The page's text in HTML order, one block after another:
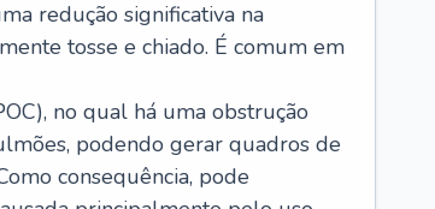
redução significativa na
tosse e chiado. É comum em
no qual há uma obstrução
podendo gerar quadros de
consequência, pode